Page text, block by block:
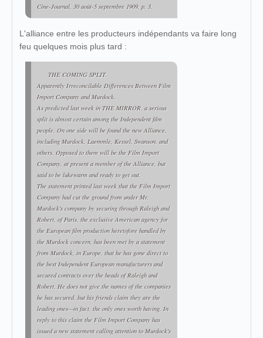
Cine-Journal, 30 août-5 septembre 1909, p. 3.
L'alliance entre les producteurs indépendants va faire long
feu quelques mois plus tard :
THE COMING SPLIT.
Apparently Irreconcilable Differences Between Film
Import Company and Murdock.
As predicted last week in THE MIRROR, a serious
split is almost certain among the Independent film
people. On one side will be found the new Alliance,
including Murdock, Laemmle, Kessel, Swanson. and
others. Opposed to them will be the Film Import
Company, at present a member of the Alliance, but
said to be lukewarm and ready to get out.
The statement printed last week that the Film Import
Company had cut the ground from under Mr.
Murdock's company by securing through Raleigh and
Robert, of Paris, the exclusive American agency for
the European film production heretofore handled by
the Murdock concern, has been met by a statement
from Murdock, in Europe, that he has gone direct to
the best Independent European manufacturers and
secured contracts over the heads of Raleigh and
Robert. He does not give the names of the companies
he has secured, but his friends claim they are the
leading ones—in fact, the only ones worth having. In
reply to this claim the Film Import Company has
issued a new statement calling attention to Murdock's